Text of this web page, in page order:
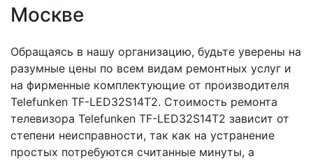
Москве
Обращаясь в нашу организацию, будьте уверены на
разумные цены по всем видам ремонтных услуг и
на фирменные комплектующие от производителя
Telefunken TF-LED32S14T2. Стоимость ремонта
телевизора Telefunken TF-LED32S14T2 зависит от
степени неисправности, так как на устранение
простых потребуются считанные минуты, а